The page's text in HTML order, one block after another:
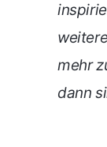
mehr
dann